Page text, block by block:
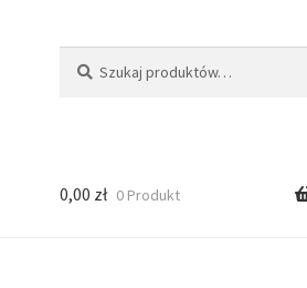
0,00 zł 0 Produkt